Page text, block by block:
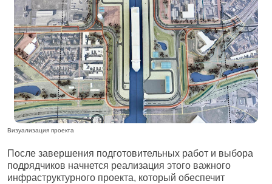
Визуализация проекта
После завершения подготовительных работ и выбора
подрядчиков начнется реализация этого важного
инфраструктурного проекта, который обеспечит